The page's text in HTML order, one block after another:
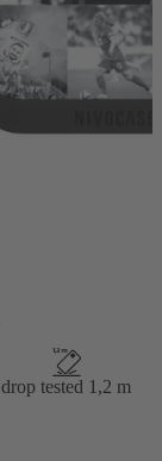
drop tested 1,2 m